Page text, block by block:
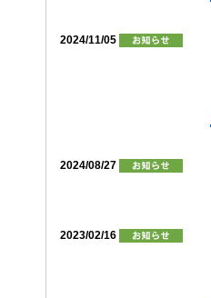
2024/11/05
2024/08/27
2023/02/16